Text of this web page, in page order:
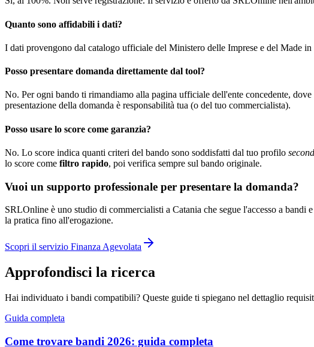
Quanto sono affidabili i dati?
I dati provengono dal catalogo ufficiale del Ministero delle Imprese e del Made
Posso presentare domanda direttamente dal tool?
No. Per ogni bando ti rimandiamo alla pagina ufficiale dell'ente concedente,
presentazione della domanda è responsabilità tua (o del tuo commercialista).
Posso usare lo score come garanzia?
No. Lo score indica quanti criteri del bando sono soddisfatti dal tuo profilo
lo score come filtro rapido, poi verifica sempre sul bando originale.
Vuoi un supporto professionale per presentare la domanda?
SRLOnline è uno studio di commercialisti a Catania che segue l'accesso a
la pratica fino all'erogazione.
Scopri il servizio Finanza Agevolata
Approfondisci la ricerca
Hai individuato i bandi compatibili? Queste guide ti spiegano nel dettaglio
Guida completa
Come trovare bandi 2026: guida completa